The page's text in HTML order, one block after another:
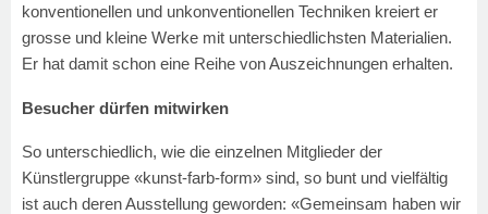
konventionellen und unkonventionellen Techniken kreiert er
grosse und kleine Werke mit unterschiedlichsten Materialien.
Er hat damit schon eine Reihe von Auszeichnungen erhalten.
Besucher dürfen mitwirken
So unterschiedlich, wie die einzelnen Mitglieder der
Künstlergruppe «kunst-farb-form» sind, so bunt und vielfältig
ist auch deren Ausstellung geworden: «Gemeinsam haben wir